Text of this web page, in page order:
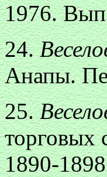
1976.
24.
Анапы.
25.
торговых
1890-